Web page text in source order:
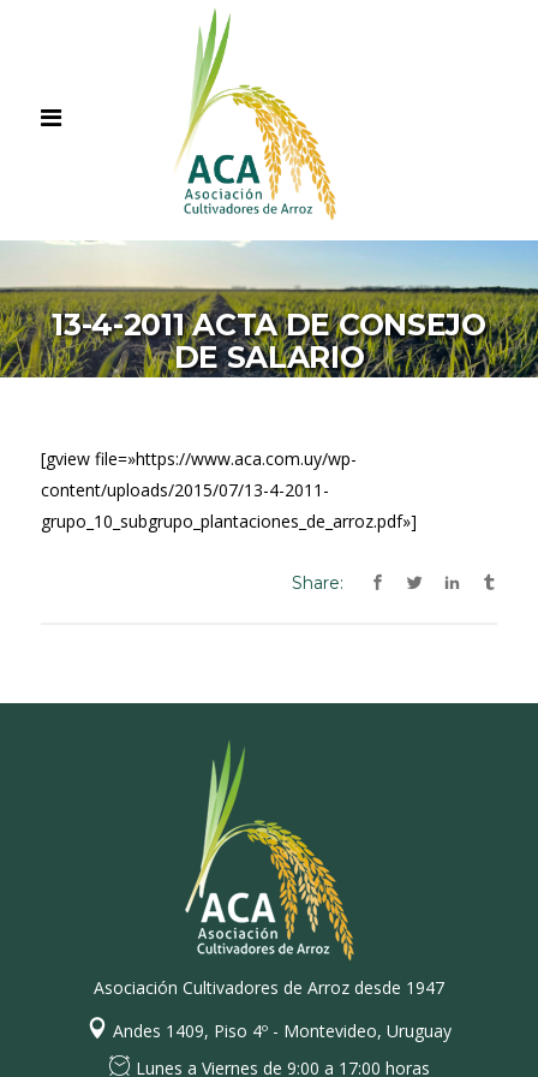
13-4-2011 ACTA DE CONSEJO
DE SALARIO
[gview file=»https://www.aca.com.uy/wp-
content/uploads/2015/07/13-4-2011-
grupo_10_subgrupo_plantaciones_de_arroz.pdf»]
Share:
Asociación Cultivadores de Arroz desde 1947
Andes 1409, Piso 4º - Montevideo, Uruguay
Lunes a Viernes de 9:00 a 17:00 horas